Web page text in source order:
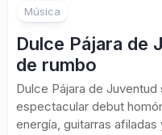
Música
Dulce Pájara de
de rumbo
Dulce Pájara de
espectacular debut
energía, guitarras afiladas